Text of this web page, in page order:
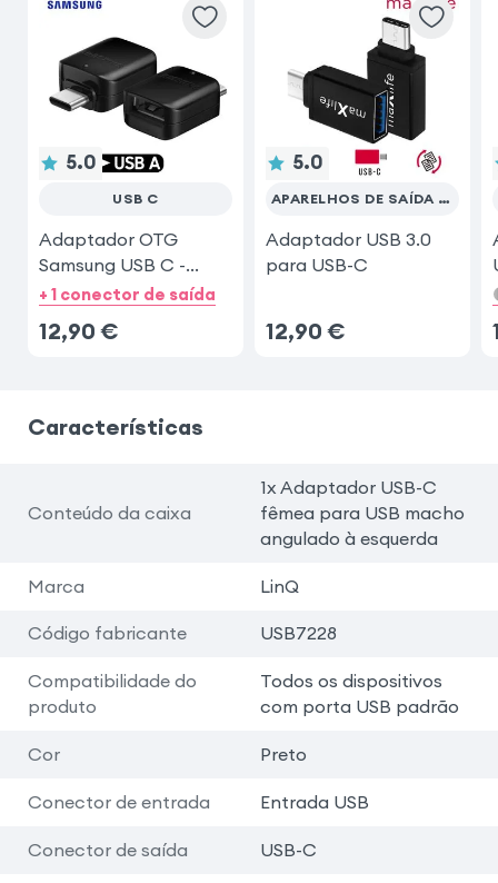
5.0
USB C
Adaptador OTG
Samsung USB C -
preto
+ 1 conector de saída
12,90 €
5.0
APARELHOS DE SAÍDA USB-C
Adaptador USB 3.0
para USB-C
12,90 €
Características
Conteúdo da caixa
1x Adaptador USB-C
fêmea para USB macho
angulado à esquerda
Marca LinQ
Código fabricante USB7228
Compatibilidade do
produto
Todos os dispositivos
com porta USB padrão
Cor Preto
Conector de entrada Entrada USB
Conector de saída USB-C